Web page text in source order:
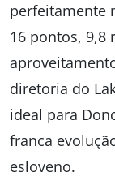
perfeitamente
16 pontos, 9,8
diretoria do
ideal para
franca
esloveno.